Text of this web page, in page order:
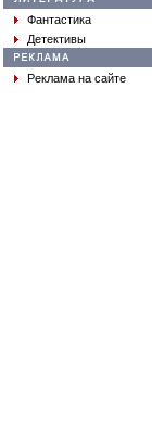
Фантастика
Детективы
Реклама на сайте